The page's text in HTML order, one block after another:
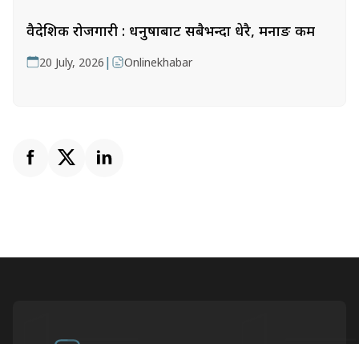
वैदेशिक रोजगारी : धनुषाबाट सबैभन्दा धेरै, मनाङ कम
20 July, 2026 | Onlinekhabar